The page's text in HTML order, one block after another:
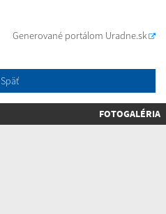
Generované portálom Uradne.sk
Späť
FOTOGALÉRIA